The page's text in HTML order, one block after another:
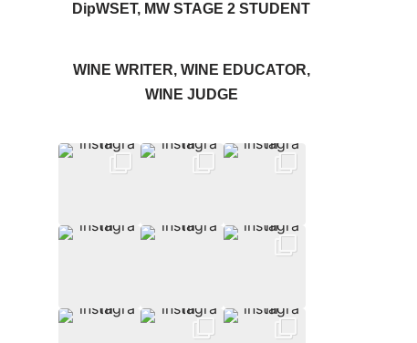
DipWSET, MW STAGE 2 STUDENT
WINE WRITER, WINE EDUCATOR,
WINE JUDGE